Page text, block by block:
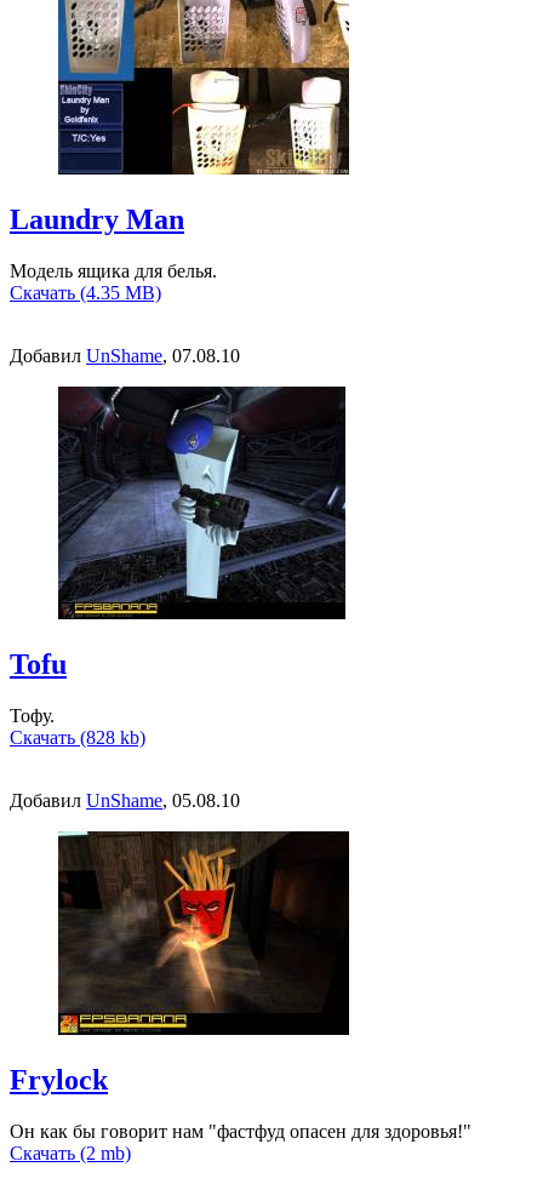
Laundry Man
Модель ящика для белья.
Скачать (4.35 MB)
Добавил UnShame, 07.08.10
Tofu
Тофу.
Скачать (828 kb)
Добавил UnShame, 05.08.10
Frylock
Он как бы говорит нам "фастфуд опасен для здоровья!"
Скачать (2 mb)